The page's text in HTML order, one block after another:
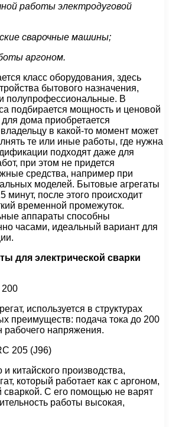
работы электродуговой
сварочные машины;
аргоном.
класс оборудования, здесь
бытового назначения,
полупрофессиональные. В
подбирается мощность и ценовой
дома приобретается
владельцу в какой-то момент может
те или иные работы, где нужна
подходят даже для
при этом не придется
средства, например при
моделей. Бытовые агрегаты
минут, после этого происходит
временной промежуток.
аппараты способны
часами, идеальный вариант для
для электрической сварки
200
используется в структурах
преимуществ: подача тока до 200
напряжения.
205 (J96)
китайского производства,
который работает как с аргоном,
сваркой. С его помощью не варят
работы высокая,